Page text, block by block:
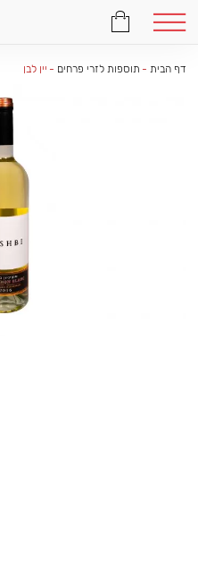
דף הבית - תוספות לזרי פרחים - יין לבן